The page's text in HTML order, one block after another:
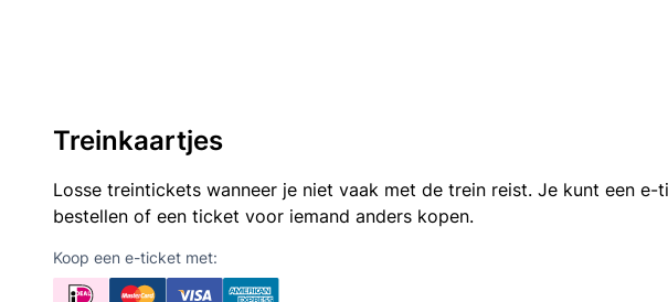
Treinkaartjes
Losse treintickets wanneer je niet vaak met de trein reist. Je kunt een
bestellen of een ticket voor iemand anders kopen.
Koop een e-ticket met: